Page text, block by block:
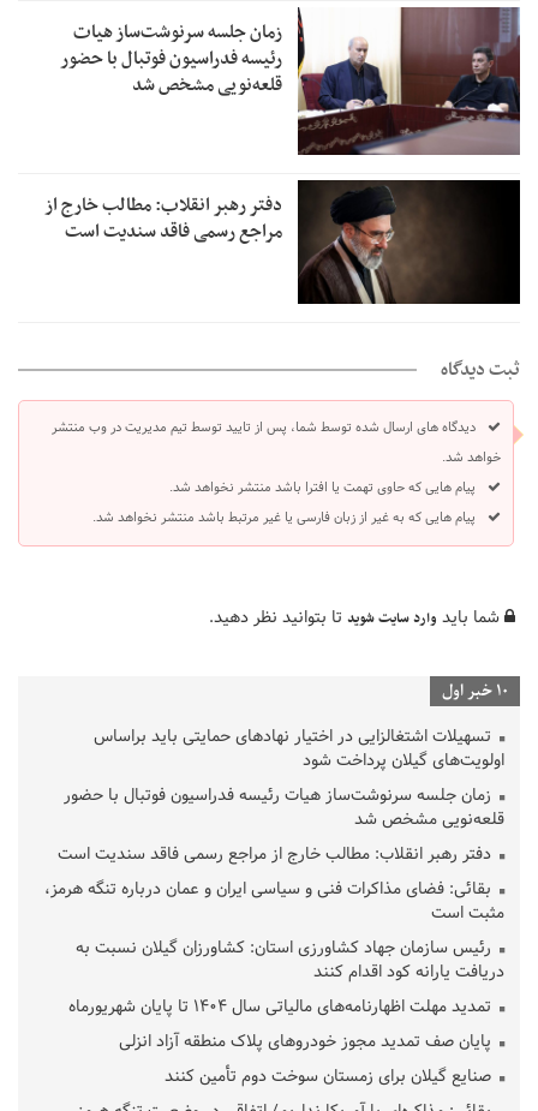
زمان جلسه سرنوشت‌ساز هیات
رئیسه فدراسیون فوتبال با حضور
قلعه‌نویی مشخص شد
دفتر رهبر انقلاب: مطالب خارج از
مراجع رسمی فاقد سندیت است
ثبت دیدگاه
دیدگاه های ارسال شده توسط شما، پس از تایید توسط تیم مدیریت در وب منتشر
خواهد شد.
پیام هایی که حاوی تهمت یا افترا باشد منتشر نخواهد شد.
پیام هایی که به غیر از زبان فارسی یا غیر مرتبط باشد منتشر نخواهد شد.
شما باید وارد سایت شوید تا بتوانید نظر دهید.
10 خبر اول
تسهیلات اشتغالزایی در اختیار نهادهای حمایتی باید براساس
اولویت‌های گیلان پرداخت شود
زمان جلسه سرنوشت‌ساز هیات رئیسه فدراسیون فوتبال با حضور
قلعه‌نویی مشخص شد
دفتر رهبر انقلاب: مطالب خارج از مراجع رسمی فاقد سندیت است
بقائی: فضای مذاکرات فنی و سیاسی ایران و عمان درباره تنگه هرمز،
مثبت است
رئیس سازمان جهاد کشاورزی استان: کشاورزان گیلان نسبت به
دریافت یارانه کود اقدام کنند
تمدید مهلت اظهارنامه‌های مالیاتی سال ۱۴۰۴ تا پایان شهریورماه
پایان صف تمدید مجوز خودروهای پلاک منطقه آزاد انزلی
صنایع گیلان برای زمستان سوخت دوم تأمین کنند